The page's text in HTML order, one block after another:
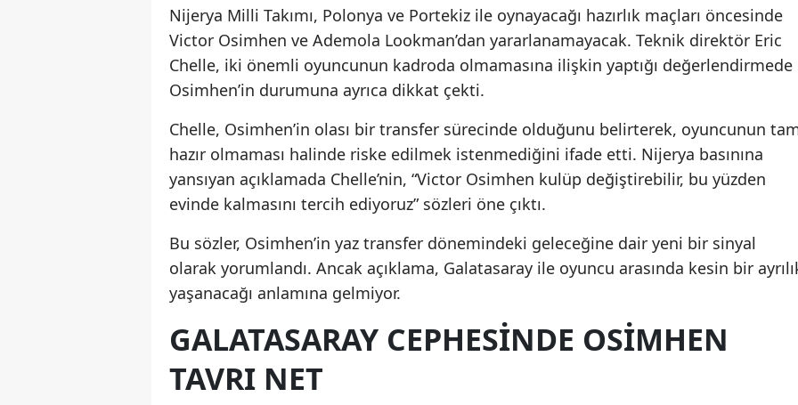
Nijerya Milli Takımı, Polonya ve Portekiz ile oynayacağı hazırlık maçları öncesinde
Victor Osimhen ve Ademola Lookman’dan yararlanamayacak. Teknik direktör Eric
Chelle, iki önemli oyuncunun kadroda olmamasına ilişkin yaptığı değerlendirmede
Osimhen’in durumuna ayrıca dikkat çekti.
Chelle, Osimhen’in olası bir transfer sürecinde olduğunu belirterek, oyuncunun
hazır olmaması halinde riske edilmek istenmediğini ifade etti. Nijerya basınına
yansıyan açıklamada Chelle’nin, “Victor Osimhen kulüp değiştirebilir, bu yüzden
evinde kalmasını tercih ediyoruz” sözleri öne çıktı.
Bu sözler, Osimhen’in yaz transfer dönemindeki geleceğine dair yeni bir sinyal
olarak yorumlandı. Ancak açıklama, Galatasaray ile oyuncu arasında kesin bir
yaşanacağı anlamına gelmiyor.
GALATASARAY CEPHESINDE OSIMHEN
TAVRI NET